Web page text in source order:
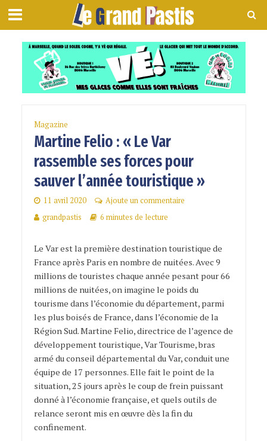
Magazine
Martine Felio : « Le Var
rassemble ses forces pour
sauver l’année touristique »
11 avril 2020
Ajoute un commentaire
grandpastis
6 minutes de lecture
Le Var est la première destination touristique de
France après Paris en nombre de nuitées. Avec 9
millions de touristes chaque année pesant pour 66
millions de nuitées, on imagine le poids du
tourisme dans l’économie du département, parmi
les plus boisés de France, dans l’économie de la
Région Sud. Martine Felio, directrice de l’agence de
développement touristique, Var Tourisme, bras
armé du conseil départemental du Var, conduit une
équipe de 17 personnes. Elle fait le point de la
situation, 25 jours après le coup de frein puissant
donné à l’économie française, et quels outils de
relance seront mis en œuvre dès la fin du
confinement.